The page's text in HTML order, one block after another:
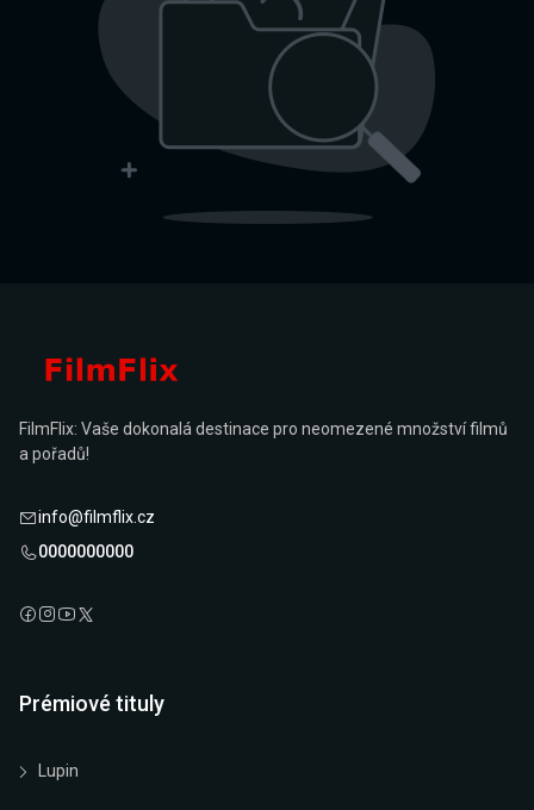
FilmFlix: Vaše dokonalá destinace pro neomezené množství filmů
a pořadů!
info@filmflix.cz
0000000000
Prémiové tituly
Lupin